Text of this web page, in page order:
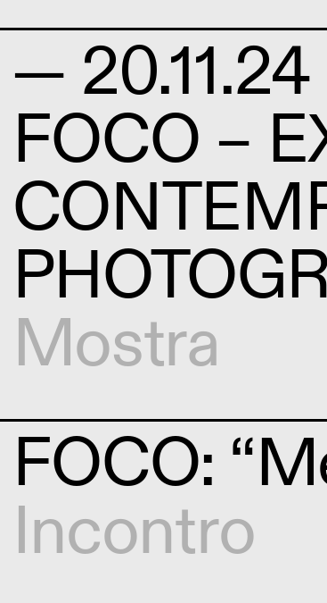
— 20.11.24
FOCO –
Mostra
FOCO:
Incontro